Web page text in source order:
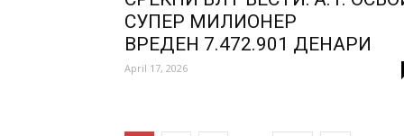
СУПЕР МИЛИОНЕР
ВРЕДЕН 7.472.901 ДЕНАРИ
April 17, 2026